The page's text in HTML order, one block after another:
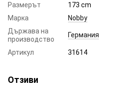
Размерът
173 cm
Марка
Nobby
Държава на
производство
Германия
Артикул 31614
Отзиви